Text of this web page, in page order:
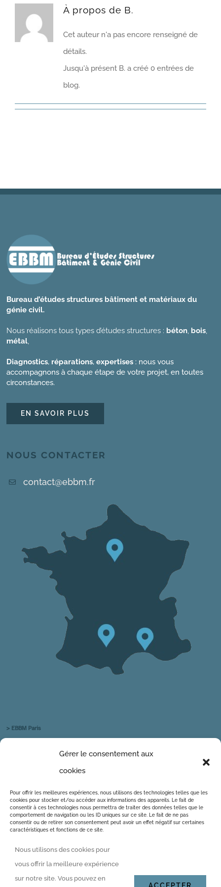
Gérer le consentement aux
cookies
Pour offrir les meilleures expériences, nous utilisons des technologies telles que les
cookies pour stocker et/ou accéder aux informations des appareils. Le fait de
consentir à ces technologies nous permettra de traiter des données telles que le
comportement de navigation ou les ID uniques sur ce site. Le fait de ne pas
consentir ou de retirer son consentement peut avoir un effet négatif sur certaines
caractéristiques et fonctions de ce site.
Refuser
À propos de B.
Cet auteur n'a pas encore renseigné de
détails.
Jusqu'à présent B. a créé 0 entrées de
blog.
Bureau d’études structures bâtiment et matériaux du
génie civil.
Nous réalisons tous types d’études structures : béton, bois,
métal,
Diagnostics, réparations,expertises : nous vous
accompagnons à chaque étape de votre projet, en toutes
circonstances.
EN SAVOIR PLUS
NOUS CONTACTER
contact@ebbm.fr
> EBBM Paris
NOS RÉSEAUX SOCIAUX
Mentions légales
Nous utilisons des cookies pour
vous offrir la meilleure expérience
sur notre site. Vous pouvez en
ACCEPTER